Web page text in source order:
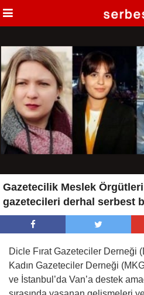
Gazetecilik Meslek
gazetecileri derhal serbest
Dicle Fırat Gazeteciler Derneği
Kadın Gazeteciler Derneği
ve İstanbul’da Van’a destek